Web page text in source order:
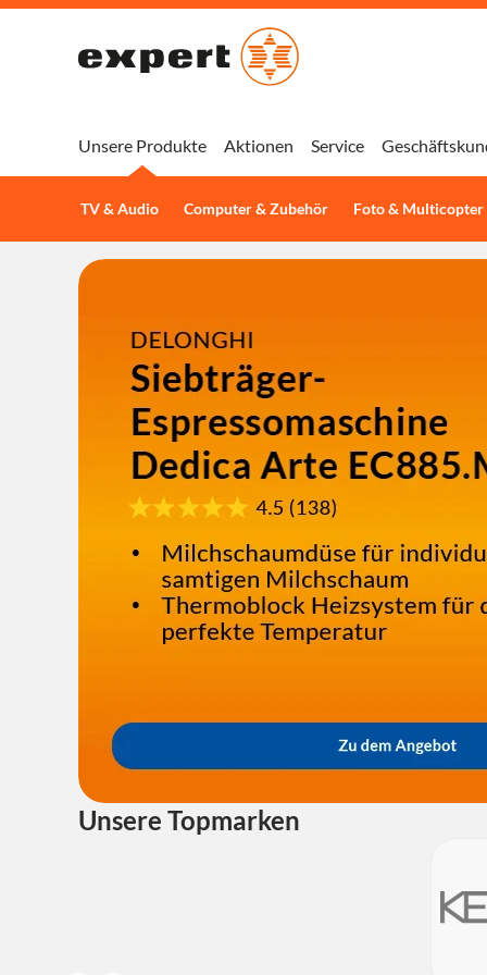
Unsere Produkte
TV & Audio Computer & Zubehör Foto & Multicopter
Aktionen Service
Unsere Topmarken